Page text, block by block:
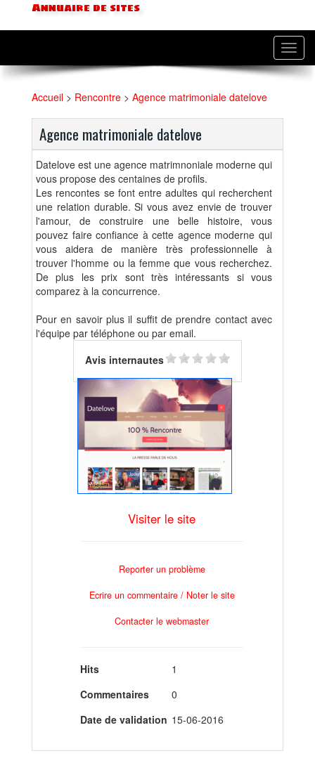
Annuaire de sites
Accueil > Rencontre > Agence matrimoniale datelove
Agence matrimoniale datelove
Datelove est une agence matrimnoniale moderne qui
vous propose des centaines de profils.
Les rencontes se font entre adultes qui recherchent
une relation durable. Si vous avez envie de trouver
l'amour, de construire une belle histoire, vous
pouvez faire confiance à cette agence moderne qui
vous aidera de manière très professionnelle à
trouver l'homme ou la femme que vous recherchez.
De plus les prix sont très intéressants si vous
comparez à la concurrence.
Pour en savoir plus il suffit de prendre contact avec
l'équipe par téléphone ou par email.
Avis internautes
Visiter le site
Reporter un problème
Ecrire un commentaire / Noter le site
Contacter le webmaster
Hits
1
Commentaires
0
Date de validation 15-06-2016